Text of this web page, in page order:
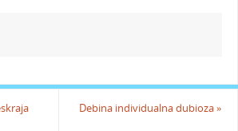
Debina individualna dubioza»